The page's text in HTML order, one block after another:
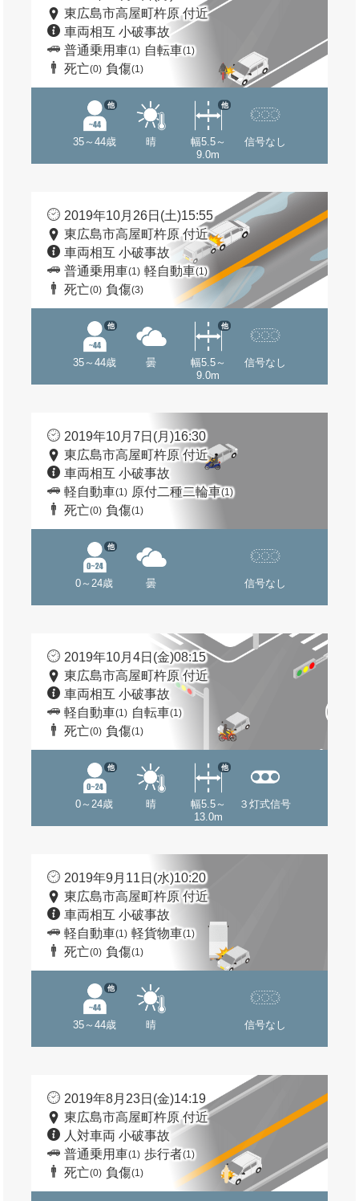
東広島市高屋町杵原 付近
車両相互 小破事故
普通乗用車(1) 自転車(1)
死亡(0) 負傷(1)
35～44歳
他
晴
幅5.5～
9.0m
他
信号なし
2019年10月26日(土)15:55
東広島市高屋町杵原 付近
車両相互 小破事故
普通乗用車(1) 軽自動車(1)
死亡(0) 負傷(3)
35～44歳
他
曇
幅5.5～
9.0m
他
信号なし
2019年10月7日(月)16:30
東広島市高屋町杵原 付近
車両相互 小破事故
軽自動車(1) 原付二種二輪車(1)
死亡(0) 負傷(1)
0～24歳
他
曇 信号なし
2019年10月4日(金)08:15
東広島市高屋町杵原 付近
車両相互 小破事故
軽自動車(1) 自転車(1)
死亡(0) 負傷(1)
0～24歳
他
晴
幅5.5～
13.0m
他
３灯式信号
2019年9月11日(水)10:20
東広島市高屋町杵原 付近
車両相互 小破事故
軽自動車(1) 軽貨物車(1)
死亡(0) 負傷(1)
35～44歳
他
晴 信号なし
2019年8月23日(金)14:19
東広島市高屋町杵原 付近
人対車両 小破事故
普通乗用車(1) 歩行者(1)
死亡(0) 負傷(1)